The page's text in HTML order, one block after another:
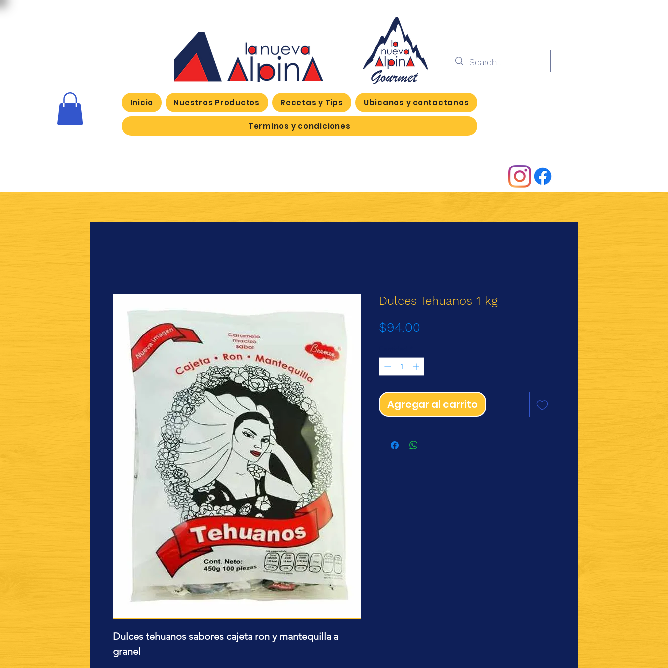
Inicio Nuestros Productos Recetas y Tips Ubicanos y contactanos
Terminos y condiciones
Dulces tehuanos sabores cajeta ron y mantequilla a
granel
Dulces Tehuanos 1 kg
$94.00
Agregar al carrito